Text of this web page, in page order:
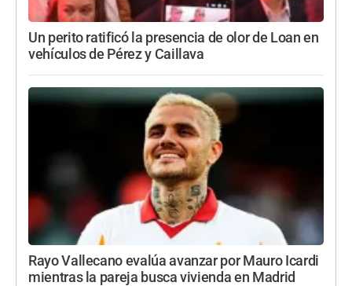
Un perito ratificó la presencia de olor de Loan en
vehículos de Pérez y Caillava
Rayo Vallecano evalúa avanzar por Mauro Icardi
mientras la pareja busca vivienda en Madrid